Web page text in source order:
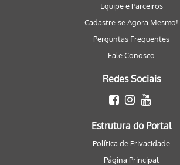
Equipe e Parceiros
Cadastre-se Agora Mesmo!
Perguntas Frequentes
Fale Conosco
Redes Sociais
Estrutura do Portal
Política de Privacidade
Página Principal